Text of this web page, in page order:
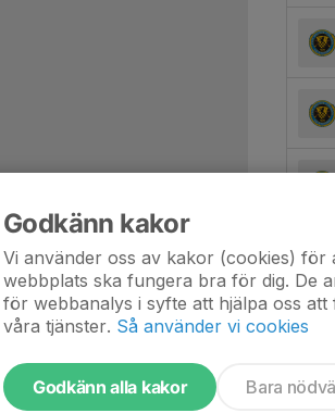
Godkänn kakor
Vi använder oss av kakor (cookies) för
webbplats ska fungera bra för dig. De
för webbanalys i syfte att hjälpa oss att
våra tjänster. Så använder vi cookies
Godkänn alla kakor Bara